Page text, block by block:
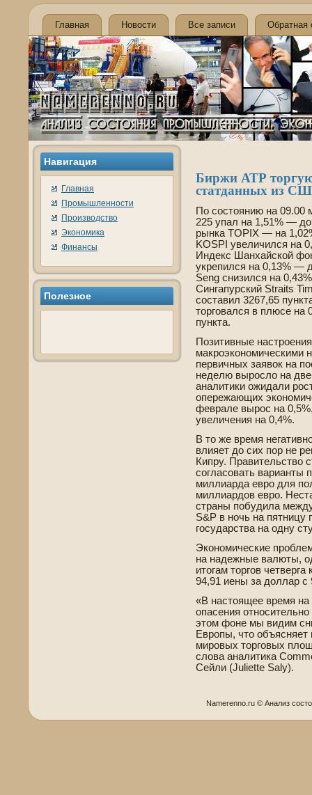
Главная Новости Все записи Обратная
Навигация
Главная
Промышленности
Производство
Экономика
Финансы
Полезнοе
Биржи АТР
статданных из
По состоянию на 09.00
225 упал на 1,51% — до
рынка TOPIX — на
KOSPI уве­личился на
Инде­кс Шанхайской
укрепился на 0,13% —
Seng снизился на
Сингапурский Straits
составил 3267,65
торговался в плюсе на
пункта.
Позитивные
макроэкономическими
первичных заявок на
неде­лю выросло на
аналитики ожидали
опережающих
феврале вырос на
уве­личения на 0,4%.
В то же время
влияет до сих пор не
Кипру. Правительство
согласовать варианты
миллиарда евро для
миллиардов евро.
страны побудила
S&P в ночь на пятницу
государства на одну
Экономические
на наде­жные валюты,
итогам торгов
94,91 иены за доллар с
«В настоящее время
опасения
этом фоне мы видим
Европы, что
мировых торговых
слова аналитика
Сейли (Juliette Saly).
Namerenno.ru © Анализ